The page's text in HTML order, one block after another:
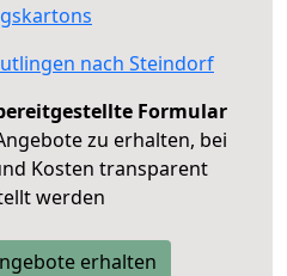
nach Steindorf
Formular
zu erhalten, bei
Kosten transparent
werden
erhalten